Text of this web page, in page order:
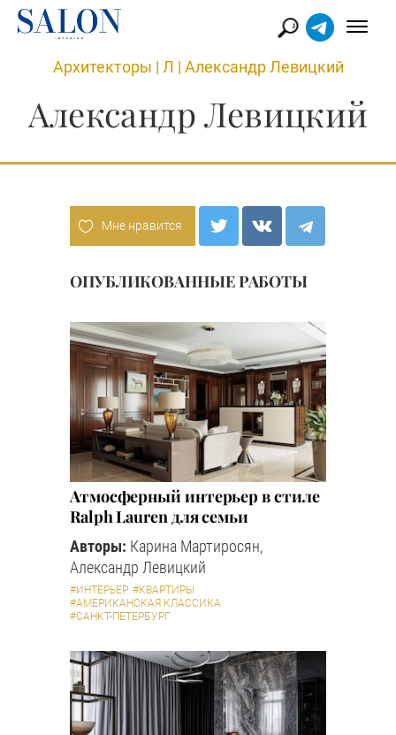
Архитекторы | Л | Александр Левицкий
Александр Левицкий
Мне нравится
ОПУБЛИКОВАННЫЕ РАБОТЫ
Атмосферный интерьер в стиле
Ralph Lauren для семьи
Авторы: Карина Мартиросян,
Александр Левицкий
#ИНТЕРЬЕР #КВАРТИРЫ
#АМЕРИКАНСКАЯ КЛАССИКА
#САНКТ-ПЕТЕРБУРГ